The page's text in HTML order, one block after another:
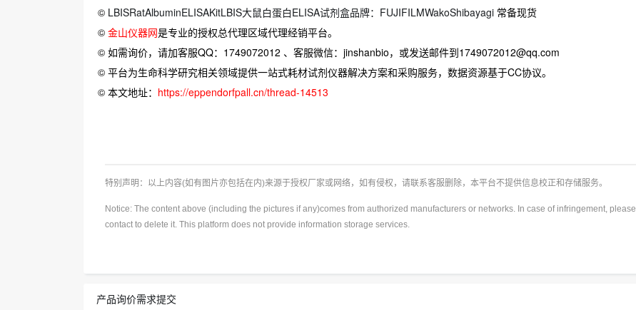
© LBISRatAlbuminELISAKitLBIS大鼠白蛋白ELISA试剂盒品牌：FUJIFILMWakoShibayagi 常备现货
© 金山仪器网是专业的授权总代理区域代理经销平台。
© 如需询价，请加客服QQ：1749072012 、客服微信：jinshanbio，或发送邮件到1749072012@qq.com
© 平台为生命科学研究相关领域提供一站式耗材试剂仪器解决方案和采购服务，数据资源基于CC协议。
© 本文地址： https://eppendorfpall.cn/thread-14513
特别声明：以上内容(如有图片亦包括在内)来源于授权厂家或网络，如有侵权，请联系客服删除，本平台不提供信息校正和存储服务。
Notice: The content above (including the pictures if any)comes from authorized manufacturers or networks. In case of infringement, please
contact to delete it. This platform does not provide information storage services.
产品询价需求提交